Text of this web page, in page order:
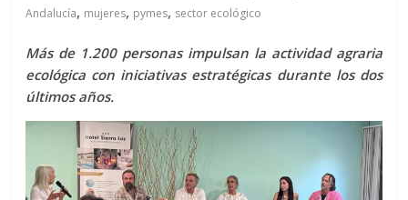
Andalucía, mujeres, pymes, sector ecológico
Más de 1.200 personas impulsan la actividad agraria
ecológica con iniciativas estratégicas durante los dos
últimos años.